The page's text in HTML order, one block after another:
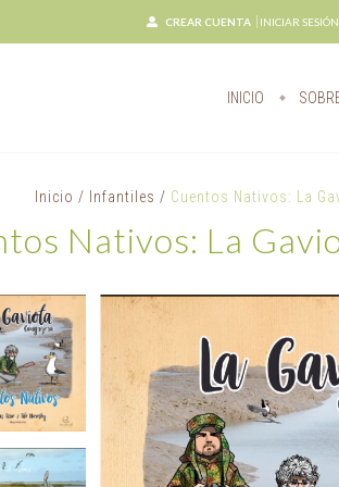
CREAR CUENTA INICIAR SESIÓN
INICIO
Inicio / Infantiles / Cuentos Nativos: La
Nativos: La